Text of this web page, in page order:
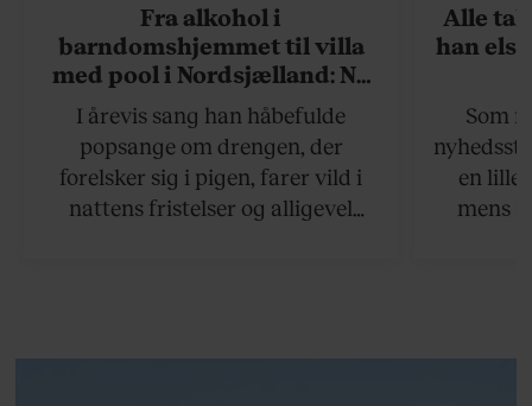
Fra alkohol i
barndomshjemmet til villa
med pool i Nordsjælland: Nu
skal du høre sandheden om
Rasmus Seebach
I årevis sang han håbefulde
popsange om drengen, der
forelsker sig i pigen, farer vild i
nattens fristelser og alligevel
Alle
han
Som
en lille
mens